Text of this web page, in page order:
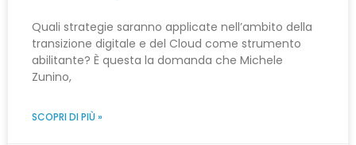
Quali strategie saranno applicate nell’ambito della
transizione digitale e del Cloud come strumento
abilitante? È questa la domanda che Michele
Zunino,
SCOPRI DI PIÙ »